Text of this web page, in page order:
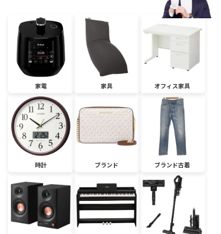
家電 家具 オフィス家具
時計 ブランド ブランド古着